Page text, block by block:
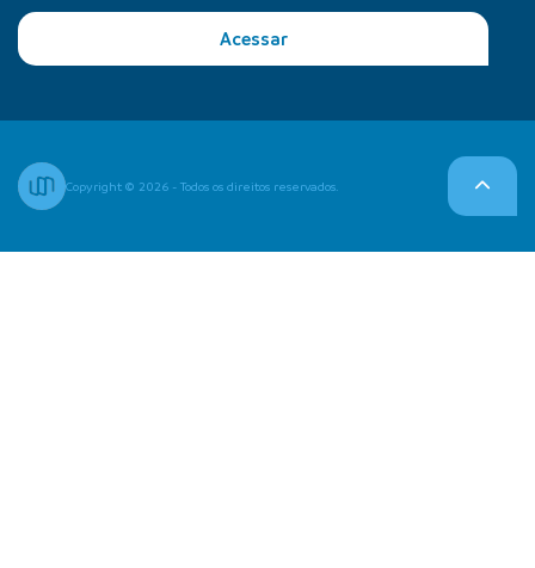
Acessar
Copyright © 2026 - Todos os direitos reservados.